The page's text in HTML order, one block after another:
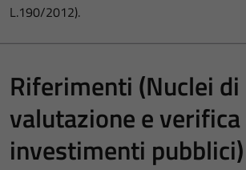
L.190/2012).
Riferimenti (Nuclei di
valutazione e
investimenti pubblici)